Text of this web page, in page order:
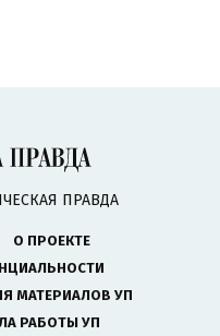
ПРАВДА
О ПРОЕКТЕ
МАТЕРИАЛОВ УП
РАБОТЫ УП